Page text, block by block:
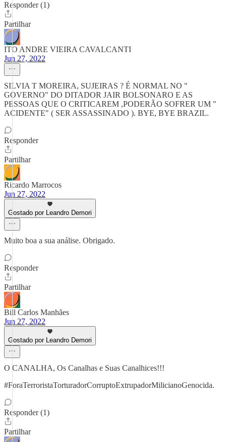
Responder (1)
Partilhar
ITO ANDRE VIEIRA CAVALCANTI
Jun 27, 2022
SILVIA T MOREIRA, SUJEIRAS ? É NORMAL NO "
GOVERNO" DO DITADOR JAIR BOLSONARO E AS
PESSOAS QUE O CRITICAREM ,PODERÃO SOFRER UM "
ACIDENTE" ( SER ASSASSINADO ). BYE, BYE BRAZIL.
Responder
Partilhar
Ricardo Marrocos
Jun 27, 2022
Gostado por Leandro Demori
Muito boa a sua análise. Obrigado.
Responder
Partilhar
Bill Carlos Manhães
Jun 27, 2022
Gostado por Leandro Demori
O CANALHA, Os Canalhas e Suas Canalhices!!!
#ForaTerroristaTorturadorCorruptoExtrupadorMilicianoGenocida.
Responder (1)
Partilhar